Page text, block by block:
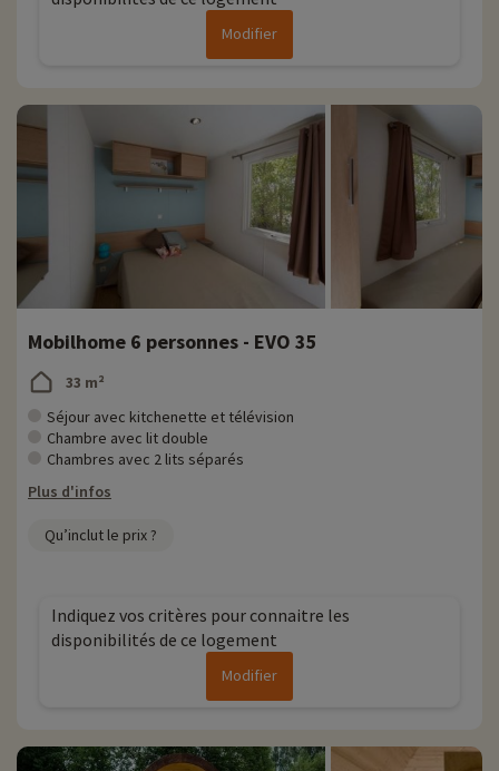
Modifier
Mobilhome 6 personnes - EVO 35
33 m²
Séjour avec kitchenette et télévision
Chambre avec lit double
Chambres avec 2 lits séparés
Plus d'infos
Qu’inclut le prix ?
Indiquez vos critères pour connaitre les
disponibilités de ce logement
Modifier